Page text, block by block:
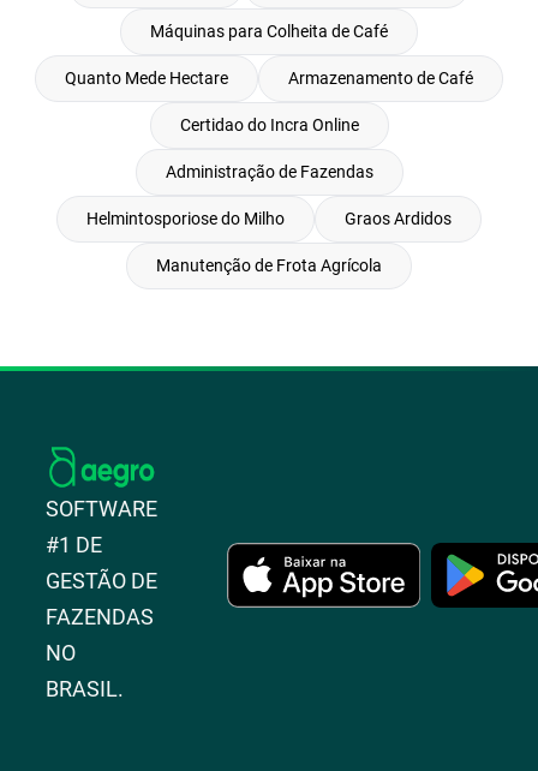
Máquinas para Colheita de Café
Quanto Mede Hectare Armazenamento de Café
Certidao do Incra Online
Administração de Fazendas
Helmintosporiose do Milho Graos Ardidos
Manutenção de Frota Agrícola
SOFTWARE
#1 DE
GESTÃO DE
FAZENDAS
NO
BRASIL.